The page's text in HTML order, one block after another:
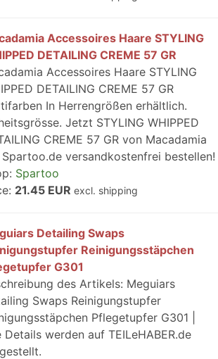
Accessoires Haare STYLING
DETAILING CREME 57 GR
Accessoires Haare STYLING
DETAILING CREME 57 GR
In Herrengrößen erhältlich.
Jetzt STYLING WHIPPED
CREME 57 GR von Macadamia
versandkostenfrei bestellen!
Spartoo
21.45 EUR excl. shipping
Detailing Swaps
Reinigungsstäpchen
G301
des Artikels: Meguiars
Swaps Reinigungstupfer
Pflegetupfer G301 |
Details werden auf TEILeHABER.de